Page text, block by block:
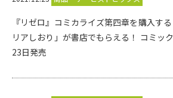
『リゼロ』コミカライズ第四章を購入す
リアしおり」が書店でもらえる！ コミッ
23日発売